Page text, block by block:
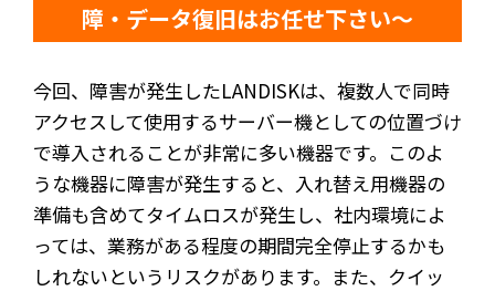
障・データ復旧はお任せ下さい～
今回、障害が発生したLANDISKは、複数人で同時
アクセスして使用するサーバー機としての位置づけ
で導入されることが非常に多い機器です。このよ
うな機器に障害が発生すると、入れ替え用機器の
準備も含めてタイムロスが発生し、社内環境によ
っては、業務がある程度の期間完全停止するかも
しれないというリスクがあります。また、クイッ